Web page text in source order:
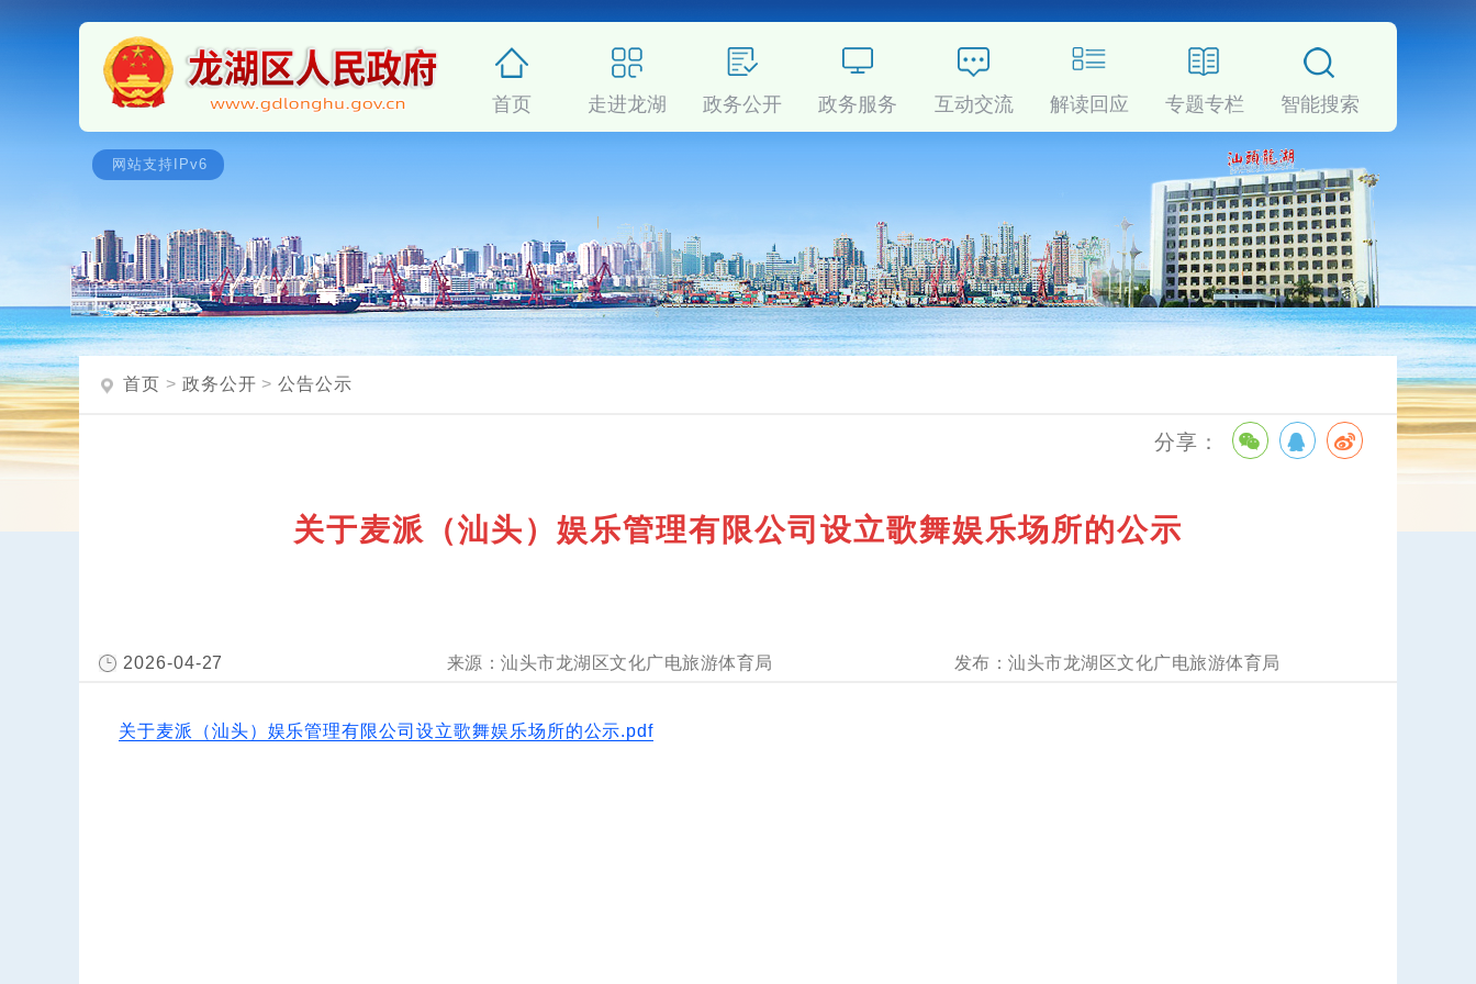
首页 走进龙湖 政务公开 政务服务 互动交流 解读回应 专题专栏 智能搜索
首页 > 政务公开 >公告公示
关于麦派（汕头）娱乐管理有限公司设立歌舞娱乐场所的公示
2026-04-27 汕头市龙湖区文化广电旅游体育局 汕头市龙湖区文化广电旅游体育局
关于麦派（汕头）娱乐管理有限公司设立歌舞娱乐场所的公示.pdf